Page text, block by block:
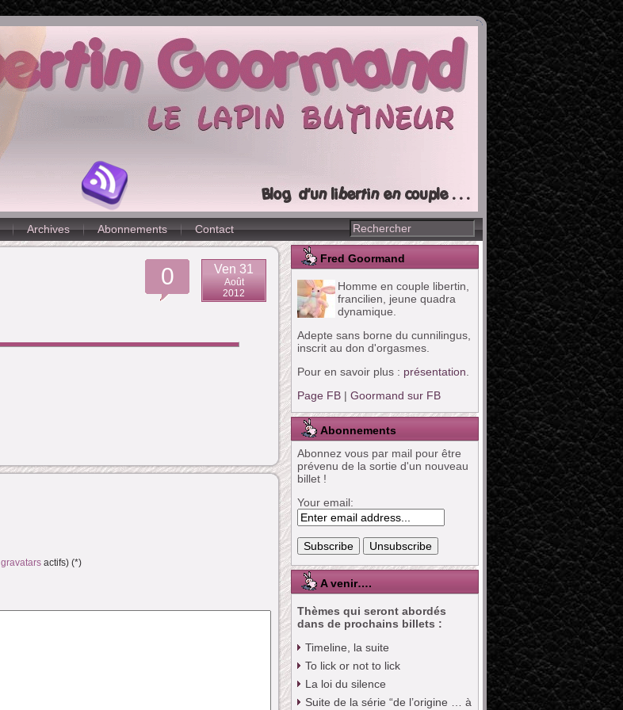
Archives Abonnements Contact
Fred Goormand
Homme en couple libertin,
francilien, jeune quadra
dynamique.
Adepte sans borne du cunnilingus,
inscrit au don d'orgasmes.
Pour en savoir plus : présentation
Page FB | Goormand sur FB
Abonnements
Abonnez vous par mail pour être
prévenu de la sortie d'un nouveau
billet !
Your email:
A venir….
Thèmes qui seront abordés
dans de prochains billets :
Timeline, la suite
To lick or not to lick
La loi du silence
Suite de la série “de l’origine … à
Ven 31
Août
2012
0
gravatars actifs) (*)